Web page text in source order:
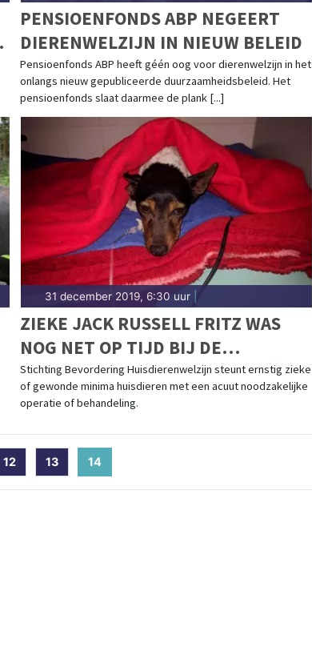
PENSIOENFONDS ABP NEGEERT
DIERENWELZIJN IN NIEUW BELEID
Pensioenfonds ABP heeft géén oog voor dierenwelzijn in het
onlangs nieuw gepubliceerde duurzaamheidsbeleid. Het
pensioenfonds slaat daarmee de plank [...]
31 december 2019, 6:30 uur|
ZIEKE JACK RUSSELL FRITZ WAS
NOG NET OP TIJD BIJ DE
DIERENARTS
Stichting Bevordering Huisdierenwelzijn steunt ernstig zieke
of gewonde minima huisdieren met een acuut noodzakelijke
operatie of behandeling.
12 13 14